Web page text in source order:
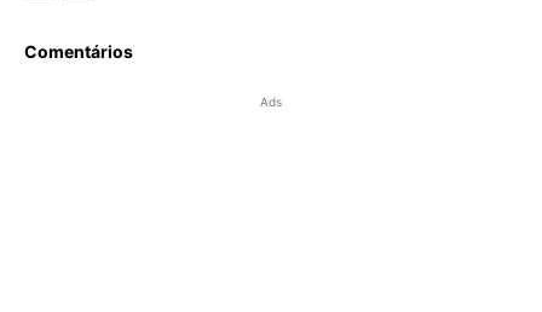
Comentários
Ads